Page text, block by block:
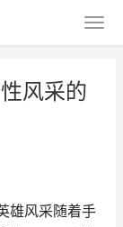
风采的
雄风采随着手